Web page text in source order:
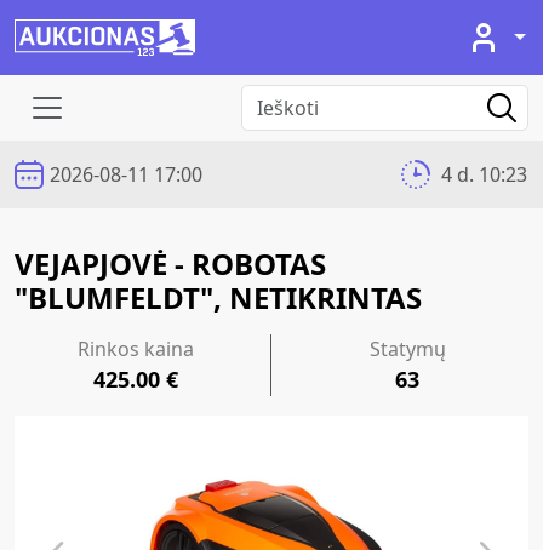
2026-08-11 17:00 4 d. 10:23
VEJAPJOVĖ - ROBOTAS
"BLUMFELDT", NETIKRINTAS
Rinkos kaina
425.00 €
Statymų
63